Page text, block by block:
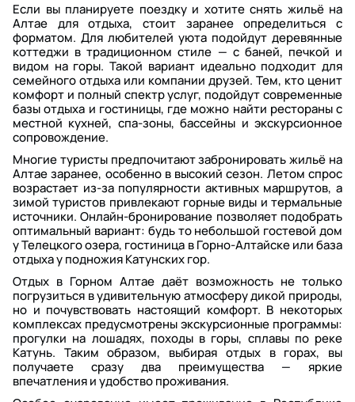
Если вы планируете поездку и хотите снять жильё на
Алтае для отдыха, стоит заранее определиться с
форматом. Для любителей уюта подойдут деревянные
коттеджи в традиционном стиле — с баней, печкой и
видом на горы. Такой вариант идеально подходит для
семейного отдыха или компании друзей. Тем, кто ценит
комфорт и полный спектр услуг, подойдут современные
базы отдыха и гостиницы, где можно найти рестораны с
местной кухней, спа-зоны, бассейны и экскурсионное
сопровождение.
Многие туристы предпочитают забронировать жильё на
Алтае заранее, особенно в высокий сезон. Летом спрос
возрастает из-за популярности активных маршрутов, а
зимой туристов привлекают горные виды и термальные
источники. Онлайн-бронирование позволяет подобрать
оптимальный вариант: будь то небольшой гостевой дом
у Телецкого озера, гостиница в Горно-Алтайске или база
отдыха у подножия Катунских гор.
Отдых в Горном Алтае даёт возможность не только
погрузиться в удивительную атмосферу дикой природы,
но и почувствовать настоящий комфорт. В некоторых
комплексах предусмотрены экскурсионные программы:
прогулки на лошадях, походы в горы, сплавы по реке
Катунь. Таким образом, выбирая отдых в горах, вы
получаете сразу два преимущества — яркие
впечатления и удобство проживания.